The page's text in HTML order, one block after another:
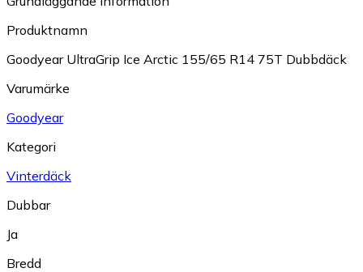
Produktnamn
Goodyear UltraGrip Ice Arctic 155/65 R14 75T Dubbdäck
Varumärke
Goodyear
Kategori
Vinterdäck
Dubbar
Ja
Bredd